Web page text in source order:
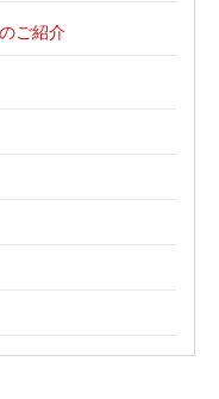
ご紹介
ご紹介
ご紹介
のご紹介
のご紹介
・折込配布を
ラシ屋さんブ
ン｜新聞折込広告の